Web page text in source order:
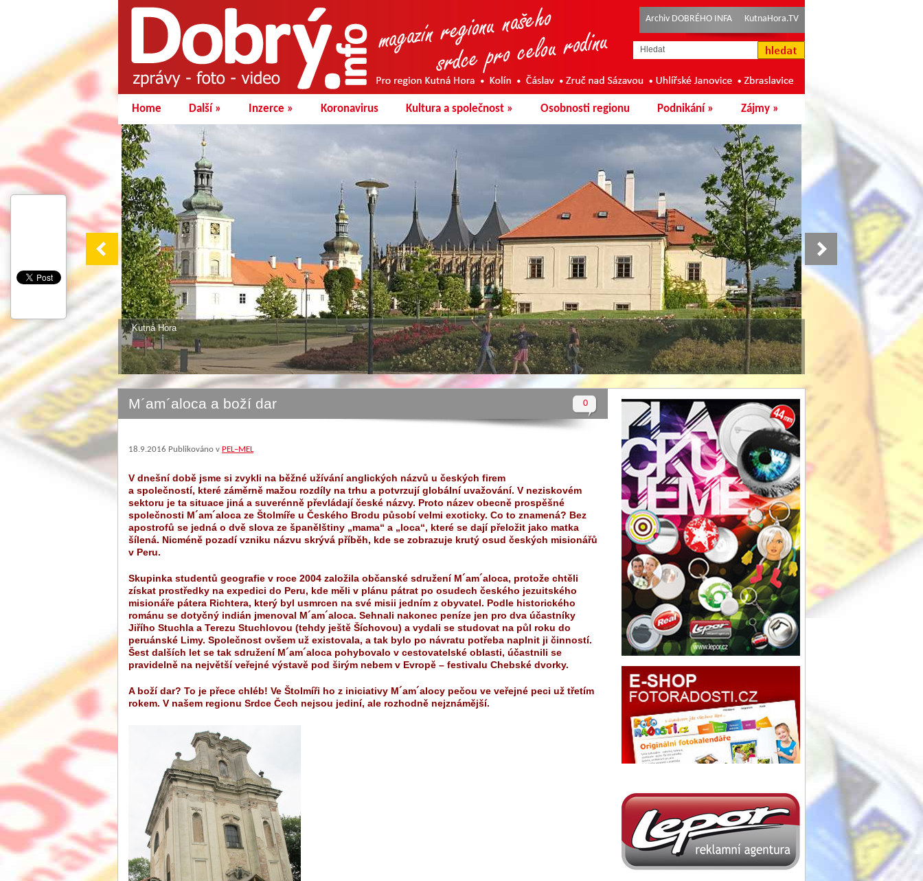
Archiv DOBRÉHO INFA KutnaHora.TV
Home Další » Inzerce » Koronavirus Kultura a společnost » Osobnosti regionu Podnikání » Zájmy »
Kutná Hora
Čáslav
0
M´am´aloca a boží dar
18.9.2016 Publikováno v PEL–MEL
V dnešní době jsme si zvykli na běžné užívání anglických názvů u českých firem
a společností, které záměrně mažou rozdíly na trhu a potvrzují globální uvažování. V neziskovém
sektoru je ta situace jiná a suverénně převládají české názvy. Proto název obecně prospěšné
společnosti M´am´aloca ze Štolmíře u Českého Brodu působí velmi exoticky. Co to znamená? Bez
apostrofů se jedná o dvě slova ze španělštiny „mama“ a „loca“, které se dají přeložit jako matka
šílená. Nicméně pozadí vzniku názvu skrývá příběh, kde se zobrazuje krutý osud českých misionářů
v Peru.
Skupinka studentů geografie v roce 2004 založila občanské sdružení M´am´aloca, protože chtěli
získat prostředky na expedici do Peru, kde měli v plánu pátrat po osudech českého jezuitského
misionáře pátera Richtera, který byl usmrcen na své misii jedním z obyvatel. Podle historického
románu se dotyčný indián jmenoval M´am´aloca. Sehnali nakonec peníze jen pro dva účastníky
Jiřího Stuchla a Terezu Stuchlovou (tehdy ještě Šíchovou) a vydali se studovat na půl roku do
peruánské Limy. Společnost ovšem už existovala, a tak bylo po návratu potřeba naplnit ji činností.
Šest dalších let se tak sdružení M´am´aloca pohybovalo v cestovatelské oblasti, účastnili se
pravidelně na největší veřejné výstavě pod širým nebem v Evropě – festivalu Chebské dvorky.
A boží dar? To je přece chléb! Ve Štolmíři ho z iniciativy M´am´alocy pečou ve veřejné peci už třetím
rokem. V našem regionu Srdce Čech nejsou jediní, ale rozhodně nejznámější.